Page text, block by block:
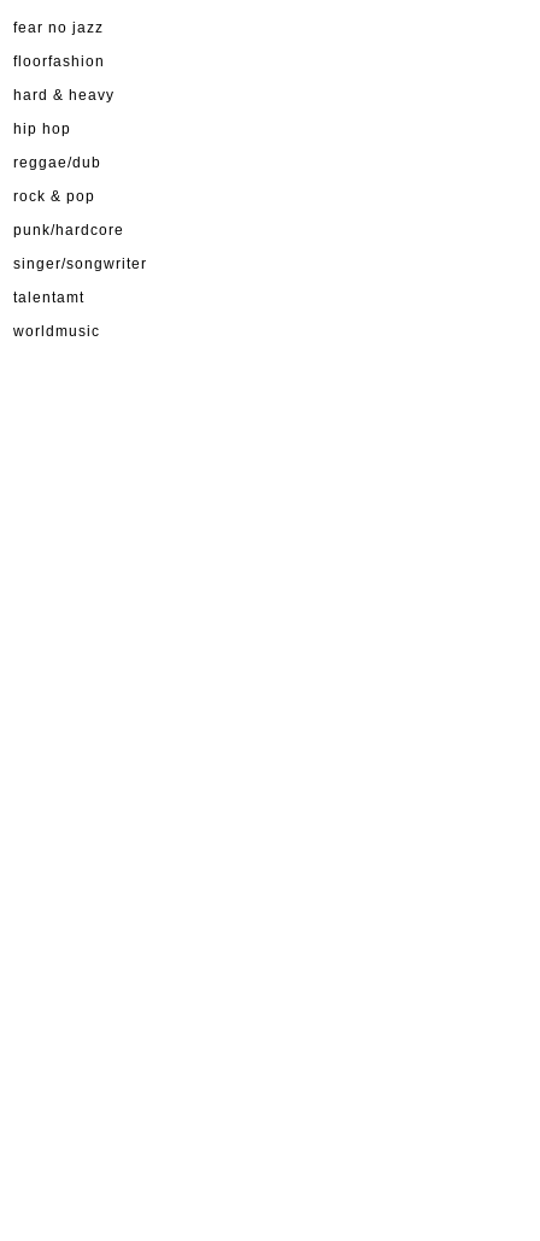
fear no jazz
floorfashion
hard & heavy
hip hop
reggae/dub
rock & pop
punk/hardcore
singer/songwriter
talentamt
worldmusic